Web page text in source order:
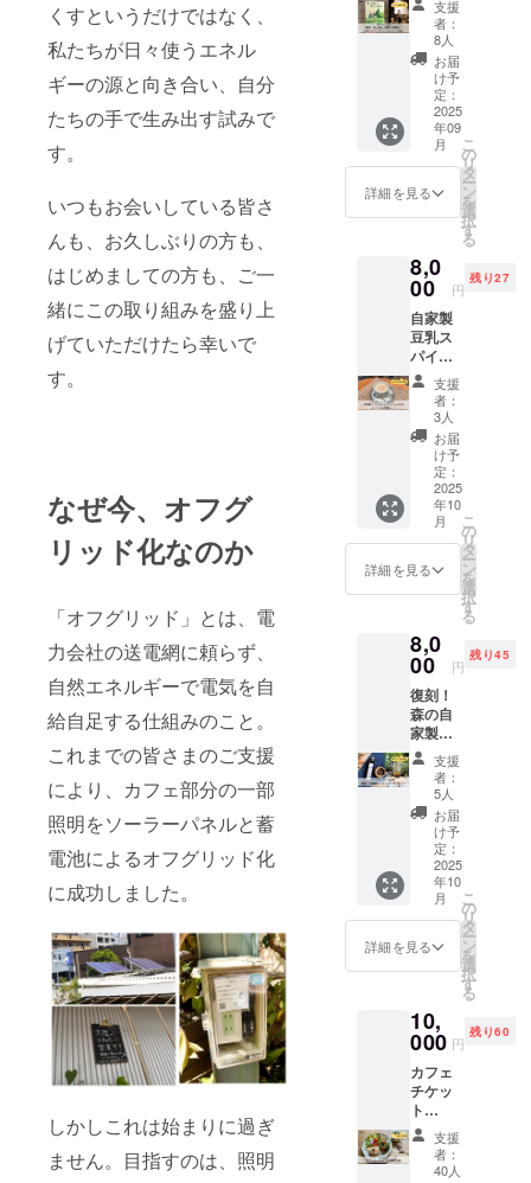
くすというだけではなく、
私たちが日々使うエネル
ギーの源と向き合い、自分
たちの手で生み出す試みで
す。
いつもお会いしている皆さ
んも、お久しぶりの方も、
はじめましての方も、ご一
緒にこの取り組みを盛り上
げていただけたら幸いで
す。
なぜ今、オフグ
リッド化なのか
「オフグリッド」とは、電
力会社の送電網に頼らず、
自然エネルギーで電気を自
給自足する仕組みのこと。
これまでの皆さまのご支援
により、カフェ部分の一部
照明をソーラーパネルと蓄
電池によるオフグリッド化
に成功しました。
しかしこれは始まりに過ぎ
ません。目指すのは、照明
産国：
エクア
ドル、
メキシ
コ 内容
量：
200g 製
造者：
(有)有機
ヒー 販
売者：
(株)ウイ
ファー
ム 福岡
県遠賀
郡水巻
町下二
西3-7-
16
再生は
僕らの
再生」&
森のド
リップ
パック
コー
ヒー(３
袋) ナマ
ケモノ
倶楽部
となみ
代表理
事のふ
じいも
ん、こ
と藤井
芳広さ
ん初の
書籍が
刊行さ
れまし
た。10
代から
現在に
至るま
での、
ライフ
重要な
転換点
（アク
ショ
ン）を
縦軸
に、
もっと
大きな
視座
で、人
と人、
森や自
然界と
人との
つなが
性、人
中心の
ら森中
心の社
会シス
テムへ
という
ホリス
支援
者：
8人
お届
け予
定：
2025
年09
月
詳細を見る
こ
の
リ
タ
ー
ン
を
選
択
す
る
8,0
00 円
残り27
自家製
豆乳ス
パイス
チャイ
のレシ
ピ付き
スパイ
ス&茶葉
セット
チャイ
２杯分
のスパ
イス
セット
をお届
書きの
レシピ
付き。
名称：
豆乳
ホット
チャ
イ 内
容量：
おおよ
そ50g
＊原材
料等の
食品表
示はお
届け商
品のラ
す。 商
品開封
届けの
リター
ンに貼
付され
たラベ
ルや注
支援
者：
3人
お届
け予
定：
2025
年10
月
詳細を見る
こ
の
リ
タ
ー
ン
を
選
択
す
る
8,0
00 円
残り45
復刻！
森の自
家製ス
パイス
コーラ
シロッ
プ カ
フェで
も人気
のスパ
イス
コーラ
シロッ
プ。
ソーダ
お料理
やお菓
子作り
のアク
セント
にも◎
名称：
森のス
パイス
支援
者：
5人
お届
け予
定：
2025
年10
月
詳細を見る
こ
の
リ
タ
ー
ン
を
選
択
す
る
10,
000 円
残り60
カフェ
チケッ
ト
【5,000
円分】
有効期
支援
者：
40人